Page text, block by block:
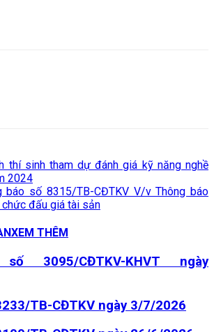
thí sinh tham dự đánh giá kỹ năng nghề
2024
báo số 8315/TB-CĐTKV V/v Thông báo
đấu giá tài sản
XEM THÊM
3095/CĐTKV-KHVT ngày
TB-CĐTKV ngày 3/7/2026